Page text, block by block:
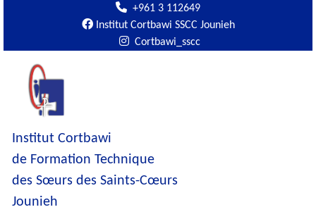
+961 3 112649
Institut Cortbawi SSCC Jounieh
Cortbawi_sscc
Institut Cortbawi
de Formation Technique
des Sœurs des Saints-Cœurs
Jounieh